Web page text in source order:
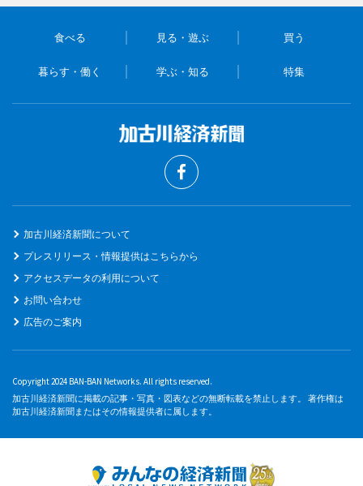
食べる 見る・遊ぶ 買う
暮らす・働く 学ぶ・知る 特集
加古川経済新聞について
プレスリリース・情報提供はこちらから
アクセスデータの利用について
お問い合わせ
広告のご案内
Copyright 2024 BAN-BAN Networks. All rights reserved.
加古川経済新聞に掲載の記事・写真・図表などの無断転載を禁止します。 著作権は
加古川経済新聞またはその情報提供者に属します。